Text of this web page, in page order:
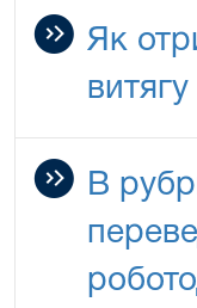
Як
витягу
В